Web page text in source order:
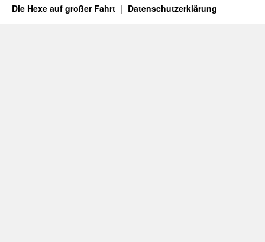
Die Hexe auf großer Fahrt Datenschutzerklärung